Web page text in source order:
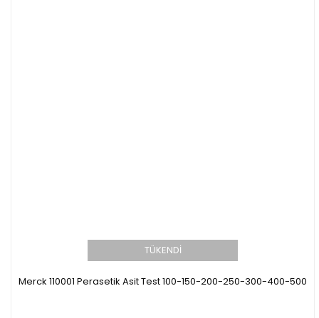
TÜKENDİ
Merck 110001 Perasetik Asit Test 100-150-200-250-300-400-500